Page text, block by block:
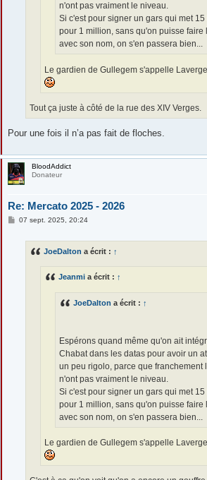
n'ont pas vraiment le niveau.
Si c'est pour signer un gars qui met
pour 1 million, sans qu'on puisse faire
avec son nom, on s'en passera bien...
Le gardien de Gullegem s'appelle
Tout ça juste à côté de la rue des XIV Verges.
Pour une fois il n’a pas fait de floches.
BloodAddict
Donateur
Re: Mercato 2025 - 2026
M07 sept. 2025, 20:24
JoeDalton a écrit : ↑
Jeanmi a écrit : ↑
JoeDalton a écrit : ↑
Espérons quand même qu'on ait
Chabat dans les datas pour avoir un
un peu rigolo, parce que franchement
n'ont pas vraiment le niveau.
Si c'est pour signer un gars qui met
pour 1 million, sans qu'on puisse faire
avec son nom, on s'en passera bien...
Le gardien de Gullegem s'appelle